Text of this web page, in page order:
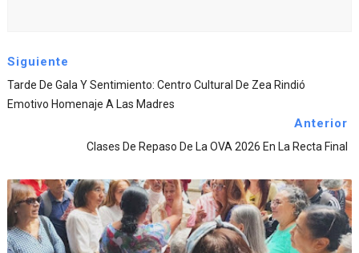
Siguiente
Tarde De Gala Y Sentimiento: Centro Cultural De Zea Rindió
Emotivo Homenaje A Las Madres
Anterior
Clases De Repaso De La OVA 2026 En La Recta Final